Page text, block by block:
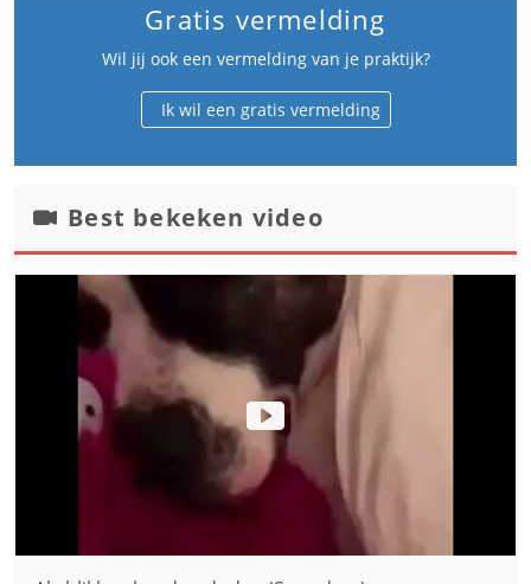
Gratis vermelding
Wil jij ook een vermelding van je praktijk?
Ik wil een gratis vermelding
Best bekeken video